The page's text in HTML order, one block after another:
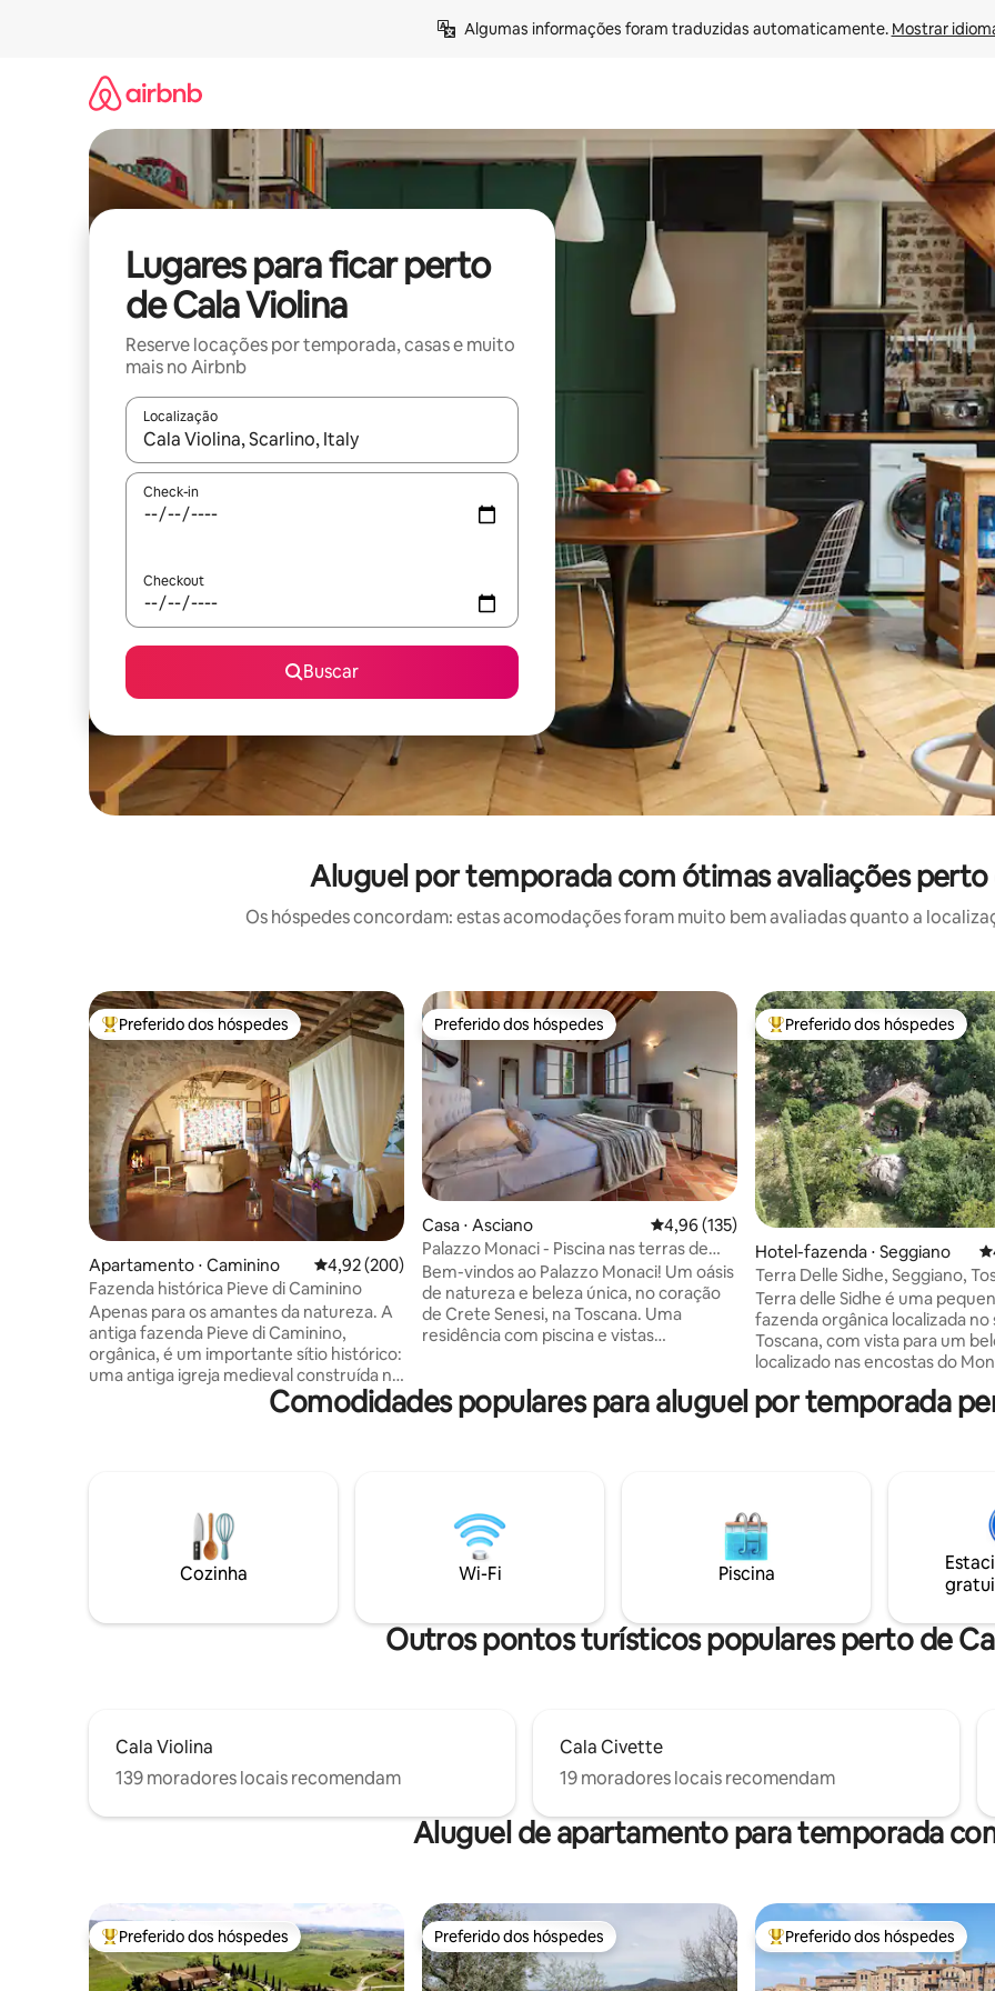
Algumas informações foram traduzidas automaticamente. Mostrar
Lugares para ficar perto
de Cala Violina
Reserve locações por temporada, casas e muito
mais no Airbnb
Localização
Quando os resultados estiverem disponíveis, explore-os usando as seta para cima e para baixo do teclado ou tocando
Check-in
Checkout
Buscar
Aluguel por temporada com ótimas avaliações perto
Os hóspedes concordam: estas acomodações foram muito bem avaliadas quanto a
Entre os melhores preferidos dos hóspedes
Preferido dos hóspedes
Apartamento ⋅ Caminino 4,92 de uma avaliação média de 5, 200 avaliações
4,92 (200)
Fazenda histórica Pieve di Caminino
Apenas para os amantes da natureza. A
antiga fazenda Pieve di Caminino,
orgânica, é um importante sítio histórico:
uma antiga igreja medieval construída no
cruzamento de duas estradas romanas,
que abrigou dois santos (a igreja do
cercada, localizada em uma colina
panorâmica. Sete acomodações
compartilham uma propriedade com
piscina (sazonal), dois lagos, um olival
cortiça.
Preferido dos hóspedes
Preferido dos hóspedes
Casa ⋅ Asciano 4,96 de uma avaliação média de 5, 135
4,96 (135)
Palazzo Monaci - Piscina nas terras de
Crete Senesi
Bem-vindos ao Palazzo Monaci! Um oásis
de natureza e beleza única, no coração
de Crete Senesi, na Toscana. Uma
residência com piscina e vistas
que procuram férias relaxantes. A
localização é perfeita para explorar as
mergulhar na cultura e na história desta
região fascinante.
Entre os melhores preferidos
Preferido dos hóspedes
Hotel-fazenda ⋅ Seggiano
Terra Delle Sidhe, Seggiano,
Terra delle Sidhe é uma
fazenda orgânica localizada no
Toscana, com vista para um
localizado nas encostas do
Castel del Piano e Seggiano. Uma casa de
pedra de secador de castanha
oliveiras que têm centenas de
encantadora casa
carinhosamente renovada com
gosto e simplicidade.
Comodidades populares para aluguel por temporada
Cozinha Wi-Fi Piscina
Outros pontos turísticos populares perto de
Cala Violina
139 moradores locais recomendam
Cala Civette
19 moradores locais recomendam
Aluguel de apartamento para temporada
Entre os melhores preferidos dos hóspedes
Preferido dos hóspedes Preferido dos hóspedes
Preferido dos hóspedes Entre os melhores preferidos
Preferido dos hóspedes